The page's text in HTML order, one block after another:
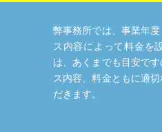
弊事務所では、事業年
ス内容によって料金を
は、あくまでも目安で
ス内容、料金ともに適
だきます。